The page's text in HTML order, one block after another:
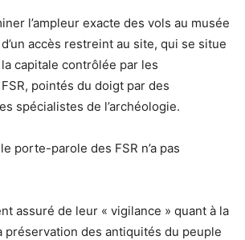
l’ampleur exacte des vols au musée
accès restreint au site, qui se situe
capitale contrôlée par les
pointés du doigt par des
spécialistes de l’archéologie.
porte-parole des FSR n’a pas
assuré de leur « vigilance » quant à la
préservation des antiquités du peuple